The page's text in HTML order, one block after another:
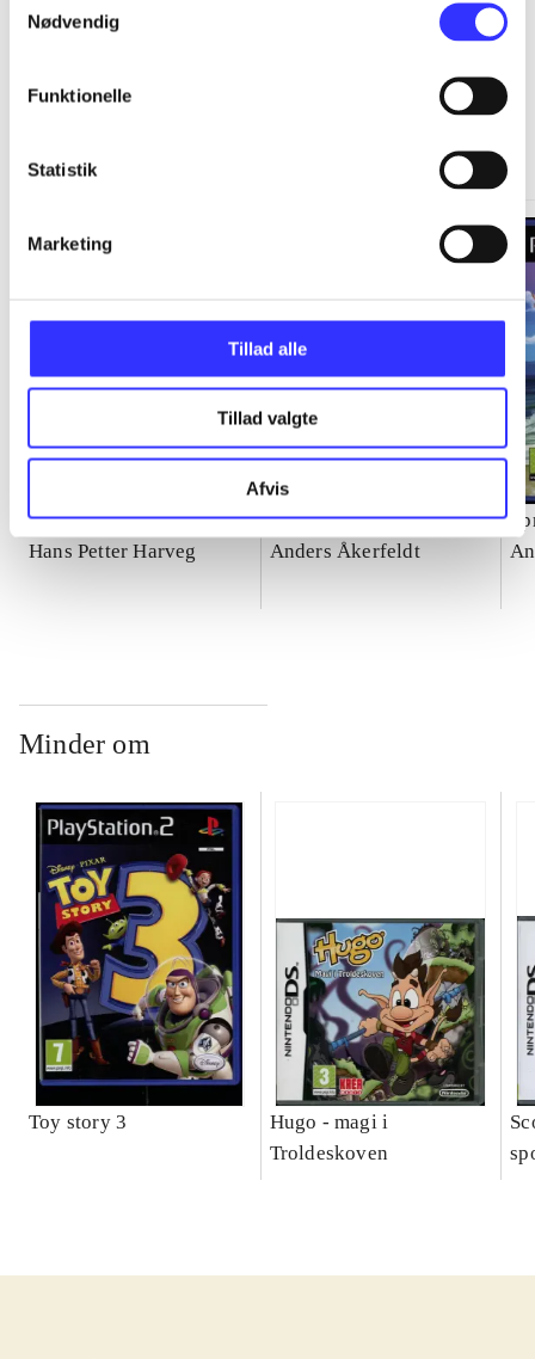
Nødvendig
Funktionelle
Statistik
Marketing
Tillad alle
Tillad valgte
Afvis
Springdale
Staldens hemmelighed
Hans Petter Harveg
Langs kysten
Anders Åkerfeldt
Minder om
Toy story 3
Hugo - magi i
Troldeskoven